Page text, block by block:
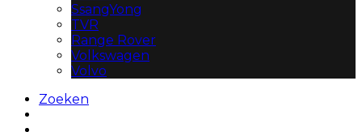
SsangYong
TVR
Range Rover
Volkswagen
Volvo
Zoeken